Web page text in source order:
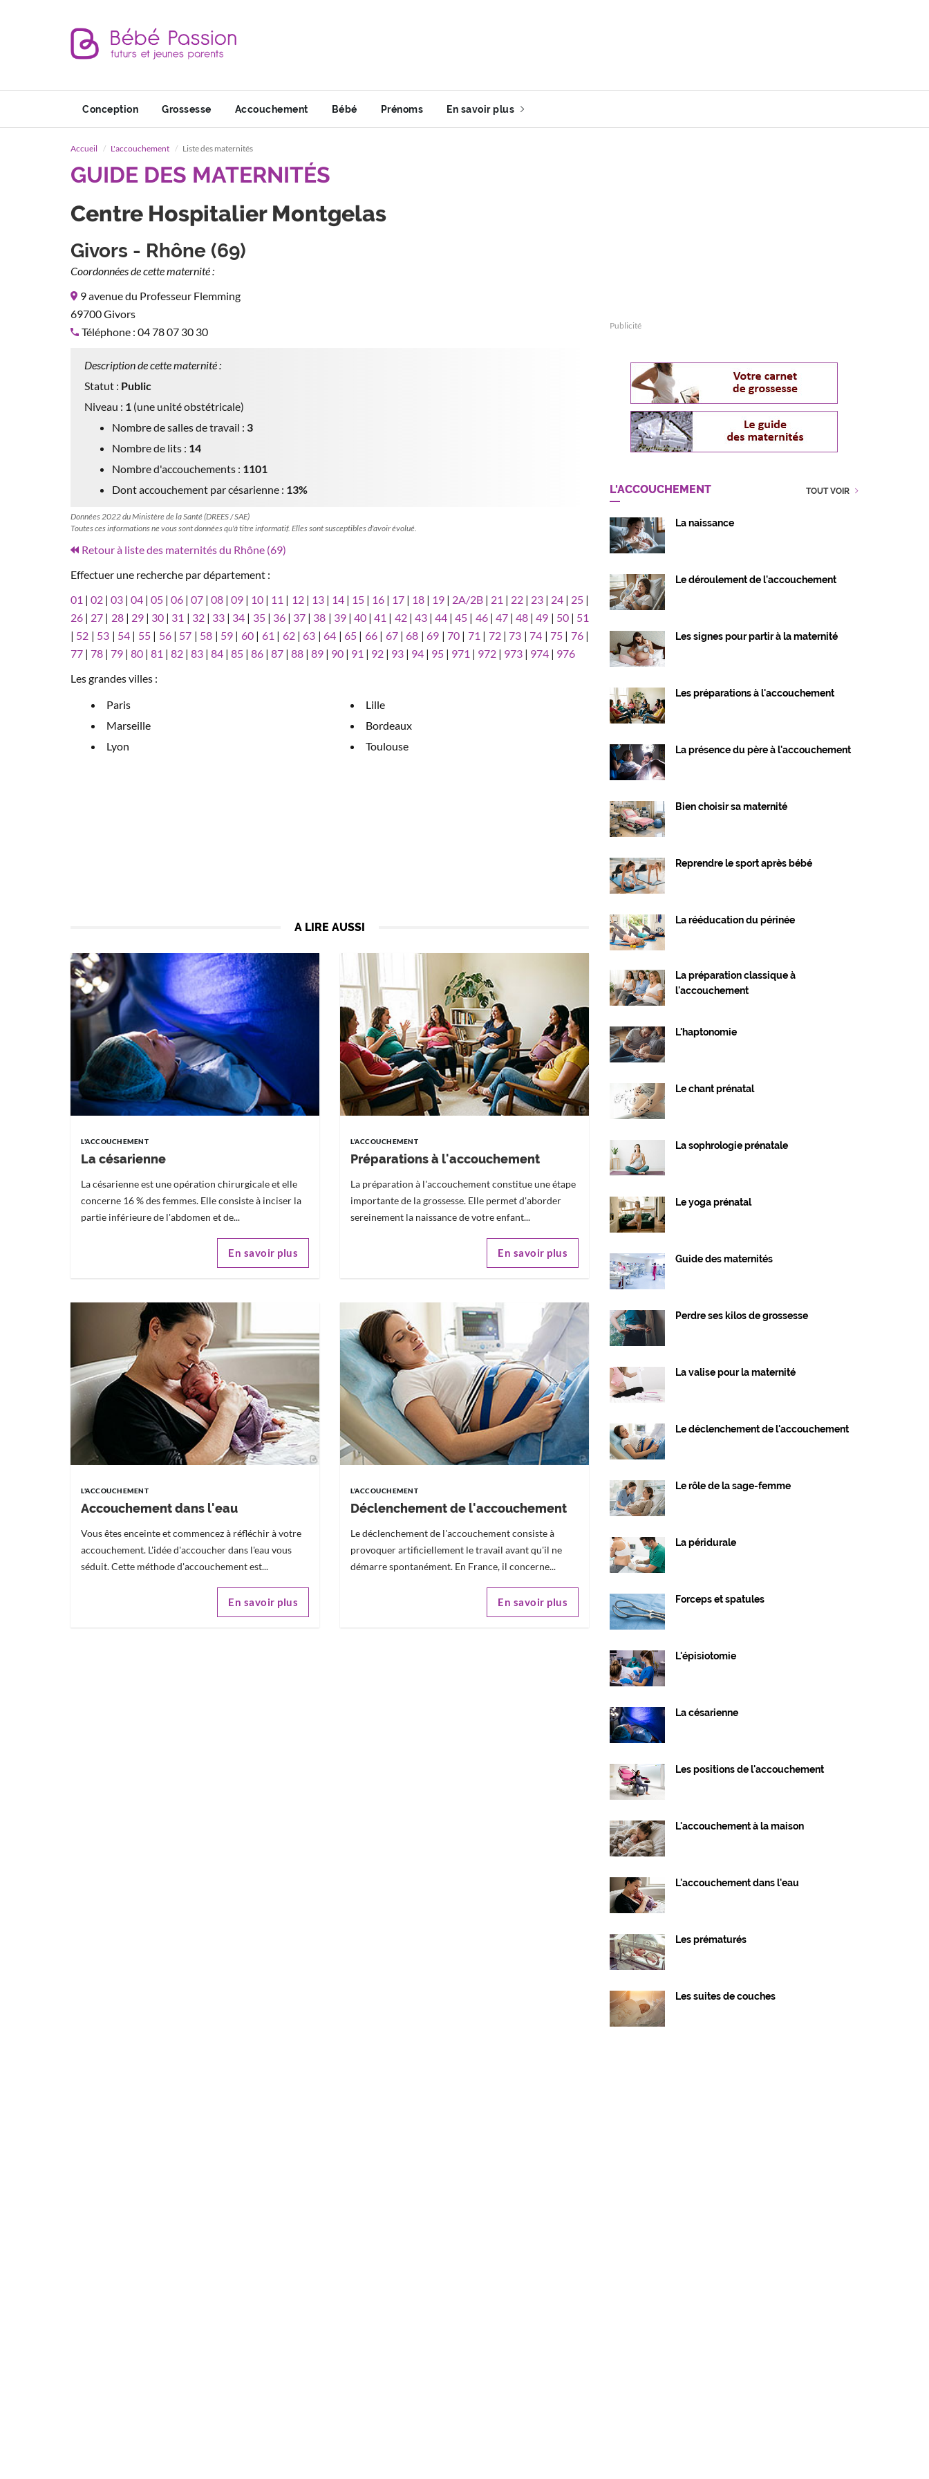
Conception Grossesse Accouchement Bébé Prénoms En savoir plus
Accueil L'accouchement Liste des maternités
GUIDE DES MATERNITÉS
Centre Hospitalier Montgelas
Givors - Rhône (69)
Coordonnées de cette maternité :
9 avenue du Professeur Flemming
69700 Givors
Téléphone : 04 78 07 30 30
Description de cette maternité :
Statut : Public
Niveau : 1 (une unité obstétricale)
Nombre de salles de travail : 3
Nombre de lits : 14
Nombre d'accouchements : 1101
Dont accouchement par césarienne : 13%
Données 2022 du Ministère de la Santé (DREES / SAE)
Toutes ces informations ne vous sont données qu'à titre informatif. Elles sont susceptibles d'avoir évolué.
Retour à liste des maternités du Rhône (69)
Effectuer une recherche par département :
01 |02 |03 |04 |05 |06 |07 |08 |09 | 10 | 11 | 12| 13| 14| 15| 16| 17| 18| 19| 2A/2B| 21 | 22| 23 | 24 | 25 |
26 | 27 | 28| 29| 30 | 31 | 32| 33| 34 | 35| 36| 37 | 38 | 39| 40|41 | 42| 43|44 |45 | 46| 47|48 |49 | 50| 51
| 52 | 53 | 54 | 55| 56| 57 | 58 | 59 | 60| 61 | 62|63 |64 | 65| 66| 67|68 |69 |70 | 71 | 72|73 |74 |75 | 76|
77 | 78 | 79 | 80 | 81 | 82 | 83 | 84 | 85 | 86 | 87 | 88 | 89 | 90 | 91 | 92 | 93 | 94 | 95 | 971 | 972 | 973 | 974 | 976
Les grandes villes :
Paris
Marseille
Lyon
Lille
Bordeaux
Toulouse
A LIRE AUSSI
L'ACCOUCHEMENT
La césarienne
La césarienne est une opération chirurgicale et elle
concerne 16 % des femmes. Elle consiste à inciser la
partie inférieure de l'abdomen et de...
En savoir plus
L'ACCOUCHEMENT
Préparations à l'accouchement
La préparation à l'accouchement constitue une étape
importante de la grossesse. Elle permet d'aborder
sereinement la naissance de votre enfant...
En savoir plus
L'ACCOUCHEMENT
Accouchement dans l'eau
Vous êtes enceinte et commencez à réfléchir à votre
accouchement. L'idée d'accoucher dans l'eau vous
séduit. Cette méthode d'accouchement est...
En savoir plus
L'ACCOUCHEMENT
Déclenchement de l'accouchement
Le déclenchement de l'accouchement consiste à
provoquer artificiellement le travail avant qu'il ne
démarre spontanément. En France, il concerne...
En savoir plus
Publicité
L'ACCOUCHEMENT TOUT VOIR
La naissance
Le déroulement de l'accouchement
Les signes pour partir à la maternité
Les préparations à l'accouchement
La présence du père à l'accouchement
Bien choisir sa maternité
Reprendre le sport après bébé
La rééducation du périnée
La préparation classique à
l'accouchement
L'haptonomie
Le chant prénatal
La sophrologie prénatale
Le yoga prénatal
Guide des maternités
Perdre ses kilos de grossesse
La valise pour la maternité
Le déclenchement de l'accouchement
Le rôle de la sage-femme
La péridurale
Forceps et spatules
L'épisiotomie
La césarienne
Les positions de l'accouchement
L'accouchement à la maison
L'accouchement dans l'eau
Les prématurés
Les suites de couches